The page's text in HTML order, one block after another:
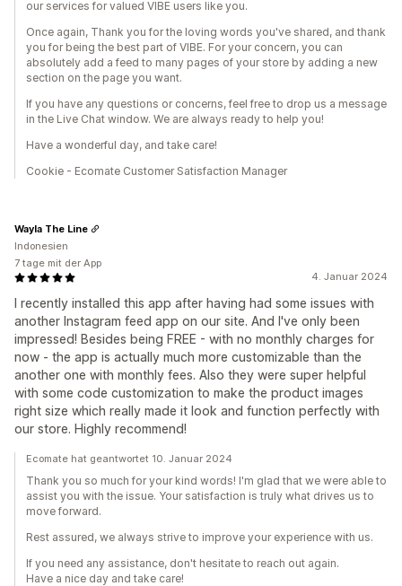
our services for valued VIBE users like you.
Once again, Thank you for the loving words you've shared, and thank
you for being the best part of VIBE. For your concern, you can
absolutely add a feed to many pages of your store by adding a new
section on the page you want.
If you have any questions or concerns, feel free to drop us a message
in the Live Chat window. We are always ready to help you!
Have a wonderful day, and take care!
Cookie - Ecomate Customer Satisfaction Manager
4. Januar 2024
I recently installed this app after having had some issues with
another Instagram feed app on our site. And I've only been
impressed! Besides being FREE - with no monthly charges for
now - the app is actually much more customizable than the
another one with monthly fees. Also they were super helpful
with some code customization to make the product images
right size which really made it look and function perfectly with
our store. Highly recommend!
Wayla The Line
Indonesien
7 tage mit der App
Ecomate hat geantwortet 10. Januar 2024
Thank you so much for your kind words! I'm glad that we were able to
assist you with the issue. Your satisfaction is truly what drives us to
move forward.
Rest assured, we always strive to improve your experience with us.
If you need any assistance, don't hesitate to reach out again.
Have a nice day and take care!